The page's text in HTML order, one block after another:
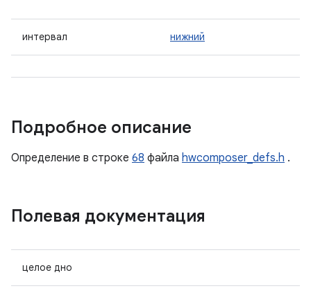
интервал нижний
Подробное описание
Определение в строке 68 файла hwcomposer_defs.h .
Полевая документация
целое дно